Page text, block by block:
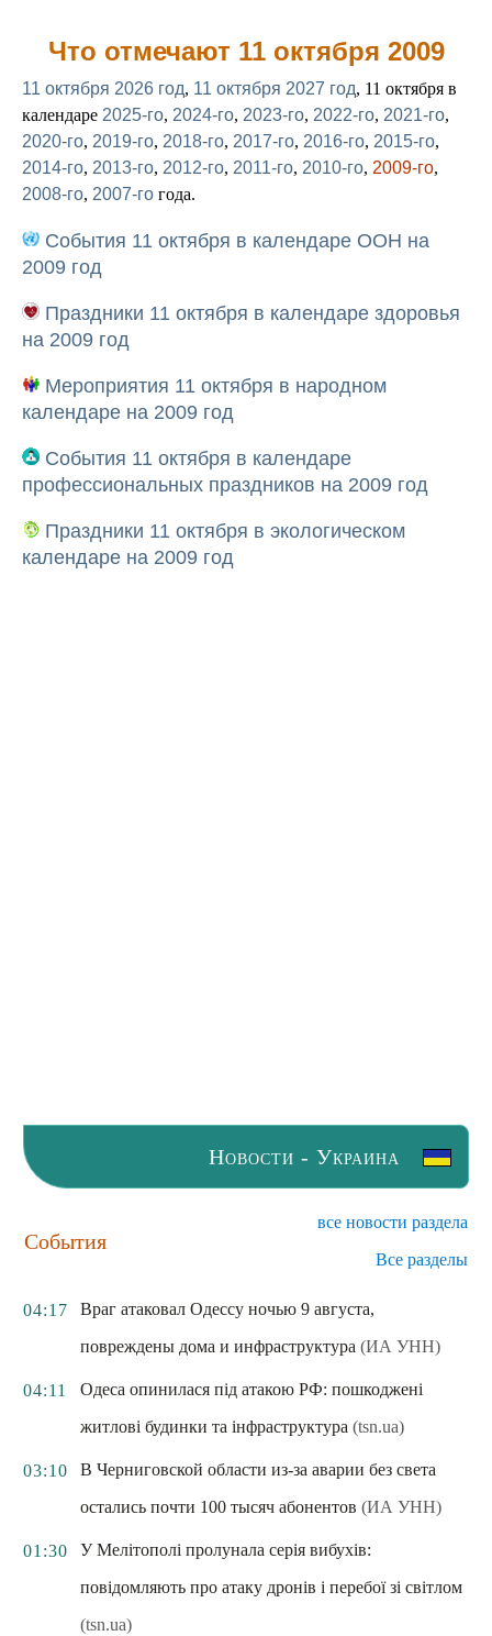
Что отмечают 11 октября 2009
11 октября 2026 год, 11 октября 2027 год, 11 октября в
календаре 2025-го, 2024-го, 2023-го, 2022-го, 2021-го,
2020-го, 2019-го, 2018-го, 2017-го, 2016-го, 2015-го,
2014-го, 2013-го, 2012-го, 2011-го, 2010-го, 2009-го,
2008-го, 2007-го года.
События 11 октября в календаре ООН на
2009 год
Праздники 11 октября в календаре здоровья
на 2009 год
Мероприятия 11 октября в народном
календаре на 2009 год
События 11 октября в календаре
профессиональных праздников на 2009 год
Праздники 11 октября в экологическом
календаре на 2009 год
Новости - Украина
События
все новости раздела
Все разделы
04:17
Враг атаковал Одессу ночью 9 августа,
повреждены дома и инфраструктура (ИА УНН)
04:11
Одеса опинилася під атакою РФ: пошкоджені
житлові будинки та інфраструктура (tsn.ua)
03:10
В Черниговской области из-за аварии без света
остались почти 100 тысяч абонентов (ИА УНН)
01:30
У Мелітополі пролунала серія вибухів:
повідомляють про атаку дронів і перебої зі світлом
(tsn.ua)